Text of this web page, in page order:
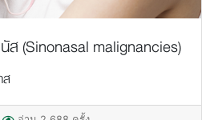
นัส (Sinonasal malignancies)